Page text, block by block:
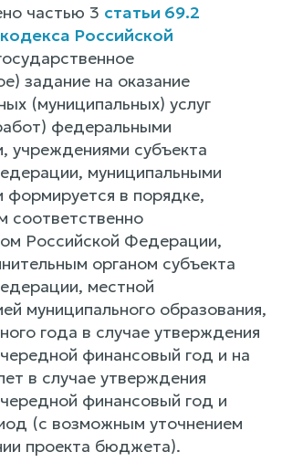
частью 3 статьи 69.2
Российской
задание на оказание
(муниципальных) услуг
федеральными
учреждениями субъекта
муниципальными
формируется в порядке,
соответственно
Российской Федерации,
органом субъекта
местной
муниципального образования,
года в случае утверждения
финансовый год и на
в случае утверждения
финансовый год и
(с возможным уточнением
проекта бюджета).